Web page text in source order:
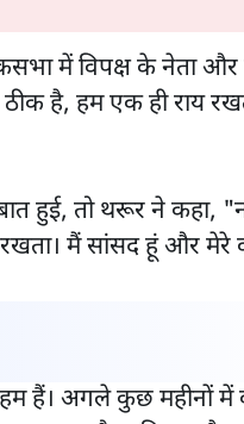
में विपक्ष के नेता और
ठीक है, हम एक ही राय
हुई, तो थरूर ने कहा,
रखता। मैं सांसद हूं और मेरे
हैं। अगले कुछ महीनों में